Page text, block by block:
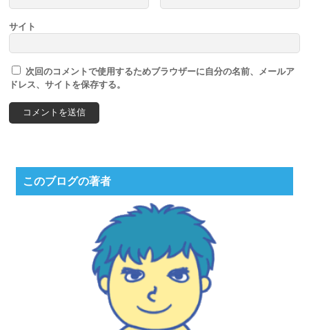
サイト
次回のコメントで使用するためブラウザーに自分の名前、メールア
ドレス、サイトを保存する。
このブログの著者